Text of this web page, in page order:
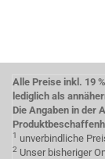
Alle Preise inkl. 19
lediglich als
Die Angaben in der
1 unverbindliche
2 Unser bisheriger